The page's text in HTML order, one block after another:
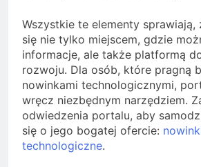
Wszystkie te elementy
się nie tylko miejscem, gdzie
informacje, ale także platformą
rozwoju. Dla osób, które pragną
nowinkami technologicznymi,
wręcz niezbędnym narzędziem.
odwiedzenia portalu, aby
się o jego bogatej ofercie:
technologiczne.